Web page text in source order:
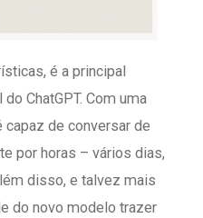
é a principal
ChatGPT. Com uma
capaz de conversar de
por horas – vários dias,
disso, e talvez mais
do novo modelo trazer